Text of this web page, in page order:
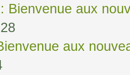
Bienvenue aux
aux